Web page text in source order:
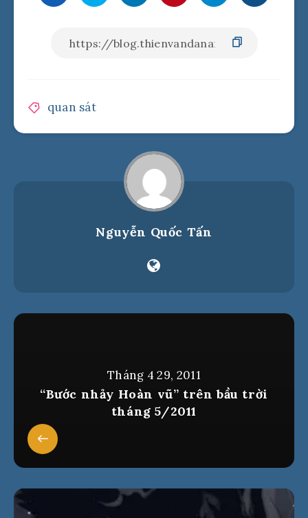
quan sát
Nguyễn Quốc Tấn
Tháng 4 29, 2011
“Bước nhảy Hoàn vũ” trên bầu trời
tháng 5/2011